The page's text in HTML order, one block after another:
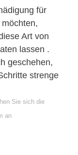
für
Art von
lassen .
geschehen,
strenge
Sie sich die
an